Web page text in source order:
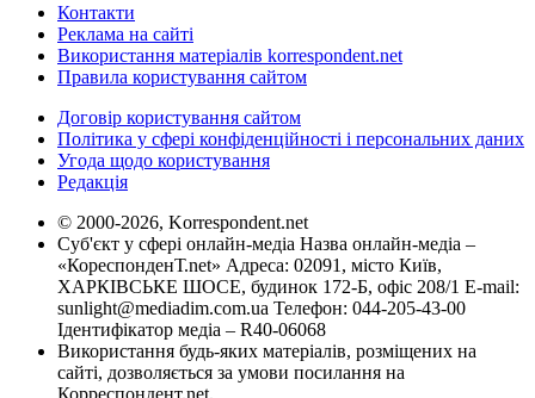
Контакти
Реклама на сайті
Використання матеріалів korrespondent.net
Правила користування сайтом
Договір користування сайтом
Політика у сфері конфіденційності і персональних даних
Угода щодо користування
Редакція
© 2000-2026, Korrespondent.net
Суб'єкт у сфері онлайн-медіа Назва онлайн-медіа –
«КореспонденТ.net» Адреса: 02091, місто Київ,
ХАРКІВСЬКЕ ШОСЕ, будинок 172-Б, офіс 208/1 E-mail:
sunlight@mediadim.com.ua Телефон: 044-205-43-00
Ідентифікатор медіа – R40-06068
Використання будь-яких матеріалів, розміщених на
сайті, дозволяється за умови посилання на
Корреспондент.net.